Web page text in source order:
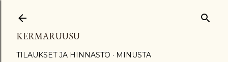
KERMARUUSU
TILAUKSET JA HINNASTO MINUSTA